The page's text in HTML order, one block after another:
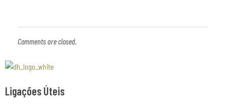
Comments are closed.
Ligações Úteis